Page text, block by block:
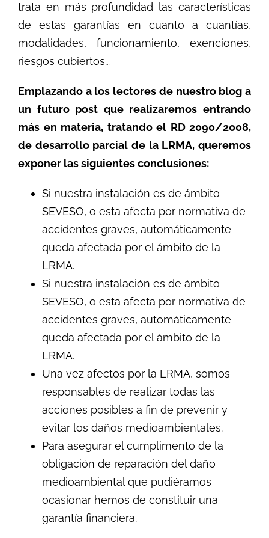
trata en más profundidad las características
de estas garantías en cuanto a cuantías,
modalidades, funcionamiento, exenciones,
riesgos cubiertos…
Emplazando a los lectores de nuestro blog a
un futuro post que realizaremos entrando
más en materia, tratando el RD 2090/2008,
de desarrollo parcial de la LRMA, queremos
exponer las siguientes conclusiones:
Si nuestra instalación es de ámbito
SEVESO, o esta afecta por normativa de
accidentes graves, automáticamente
queda afectada por el ámbito de la
LRMA.
Si nuestra instalación es de ámbito
SEVESO, o esta afecta por normativa de
accidentes graves, automáticamente
queda afectada por el ámbito de la
LRMA.
Una vez afectos por la LRMA, somos
responsables de realizar todas las
acciones posibles a fin de prevenir y
evitar los daños medioambientales.
Para asegurar el cumplimento de la
obligación de reparación del daño
medioambiental que pudiéramos
ocasionar hemos de constituir una
garantía financiera.